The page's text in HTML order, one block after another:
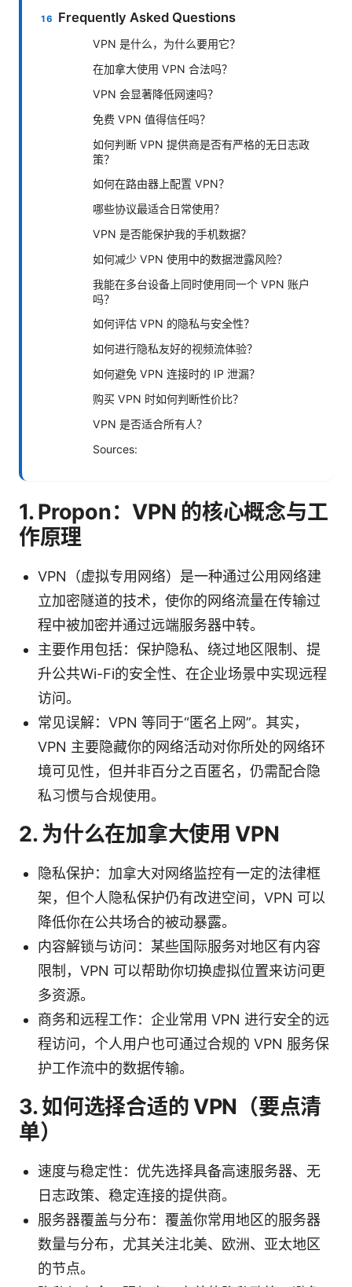
Frequently Asked Questions
VPN 是什么，为什么要用它？
在加拿大使用 VPN 合法吗？
VPN 会显著降低网速吗？
免费 VPN 值得信任吗？
如何判断 VPN 提供商是否有严格的无日志政
策？
如何在路由器上配置 VPN？
哪些协议最适合日常使用？
VPN 是否能保护我的手机数据？
如何减少 VPN 使用中的数据泄露风险？
我能在多台设备上同时使用同一个 VPN 账户
吗？
如何评估 VPN 的隐私与安全性？
如何进行隐私友好的视频流体验？
如何避免 VPN 连接时的 IP 泄漏？
购买 VPN 时如何判断性价比？
VPN 是否适合所有人？
Sources:
1. Propon：VPN 的核心概念与工
作原理
VPN（虚拟专用网络）是一种通过公用网络建
立加密隧道的技术，使你的网络流量在传输过
程中被加密并通过远端服务器中转。
主要作用包括：保护隐私、绕过地区限制、提
升公共Wi-Fi的安全性、在企业场景中实现远程
访问。
常见误解：VPN 等同于“匿名上网”。其实，
VPN 主要隐藏你的网络活动对你所处的网络环
境可见性，但并非百分之百匿名，仍需配合隐
私习惯与合规使用。
2. 为什么在加拿大使用 VPN
隐私保护：加拿大对网络监控有一定的法律框
架，但个人隐私保护仍有改进空间，VPN 可以
降低你在公共场合的被动暴露。
内容解锁与访问：某些国际服务对地区有内容
限制，VPN 可以帮助你切换虚拟位置来访问更
多资源。
商务和远程工作：企业常用 VPN 进行安全的远
程访问，个人用户也可通过合规的 VPN 服务保
护工作流中的数据传输。
3. 如何选择合适的 VPN（要点清
单）
速度与稳定性：优先选择具备高速服务器、无
日志政策、稳定连接的提供商。
服务器覆盖与分布：覆盖你常用地区的服务器
数量与分布，尤其关注北美、欧洲、亚太地区
的节点。